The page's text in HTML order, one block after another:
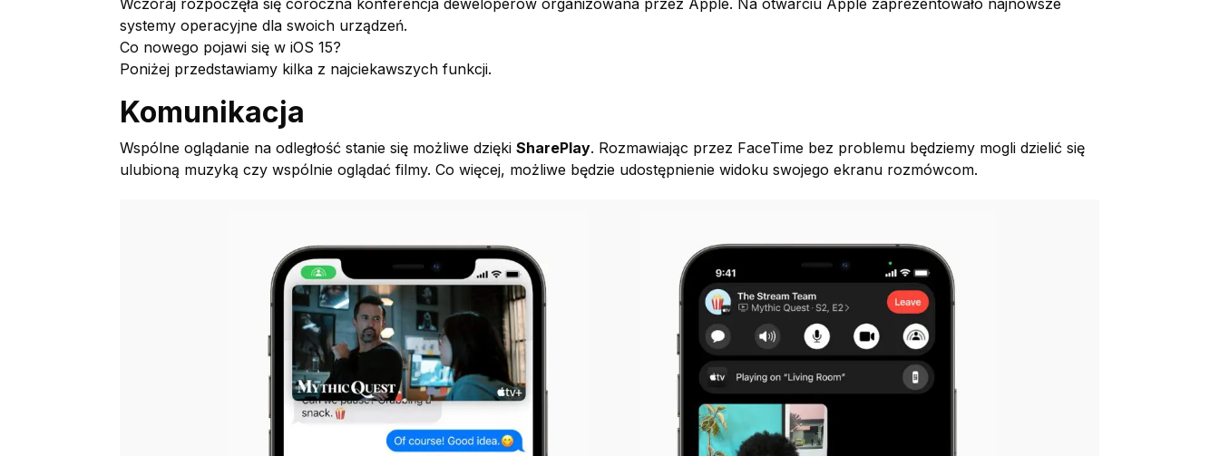
Wczoraj rozpoczęła się coroczna konferencja deweloperów organizowana przez Apple. Na otwarciu Apple zaprezentowało najnowsze
systemy operacyjne dla swoich urządzeń.
Co nowego pojawi się w iOS 15?
Poniżej przedstawiamy kilka z najciekawszych funkcji.
Komunikacja
Wspólne oglądanie na odległość stanie się możliwe dzięki SharePlay. Rozmawiając przez FaceTime bez problemu będziemy mogli dzielić się
ulubioną muzyką czy wspólnie oglądać filmy. Co więcej, możliwe będzie udostępnienie widoku swojego ekranu rozmówcom.